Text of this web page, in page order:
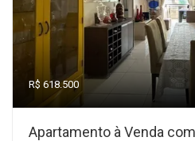
R$ 618.500
Apartamento à Venda